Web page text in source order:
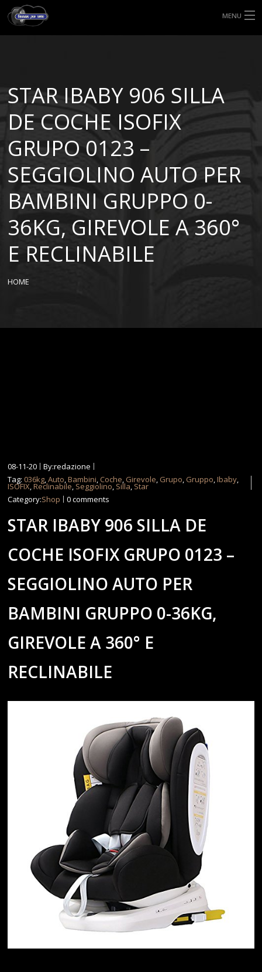
MENU
MISURE GOMME
BLOG
SHOP
STAR IBABY 906 SILLA
DE COCHE ISOFIX
GRUPO 0123 –
SEGGIOLINO AUTO PER
BAMBINI GRUPPO 0-
36KG, GIREVOLE A 360°
E RECLINABILE
HOME
08-11-20
By:redazione
Tag: 036kg,Auto,Bambini, Coche, Girevole, Grupo, Gruppo,Ibaby,
ISOFIX,Reclinabile, Seggiolino, Silla, Star
Category:Shop 0 comments
STAR IBABY 906 SILLA DE
COCHE ISOFIX GRUPO 0123 –
SEGGIOLINO AUTO PER
BAMBINI GRUPPO 0-36KG,
GIREVOLE A 360° E
RECLINABILE